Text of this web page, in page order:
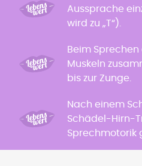
Aussprache
wird zu „T“).
Beim
Muskeln
bis zur Zunge.
Nach einem
Schädel-Hirn-
Sprechmotorik